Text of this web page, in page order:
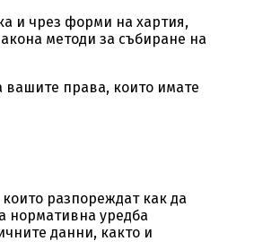
и чрез форми на хартия,
методи за събиране на
вашите права, които имате
разпореждат как да
нормативна уредба
данни, както и